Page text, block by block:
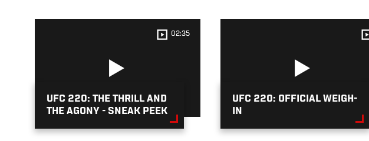
02:35
UFC 220: THE THRILL AND
THE AGONY - SNEAK PEEK
UFC 220: OFFICIAL WEIGH-
IN